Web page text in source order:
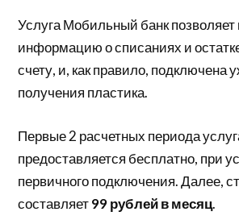
Услуга Мобильный банк позволяет
информацию о списаниях и
счету, и, как правило, подключена
получения пластика.
Первые 2 расчетных периода
предоставляется бесплатно, при
первичного подключения. Далее,
составляет99 рублей в месяц.